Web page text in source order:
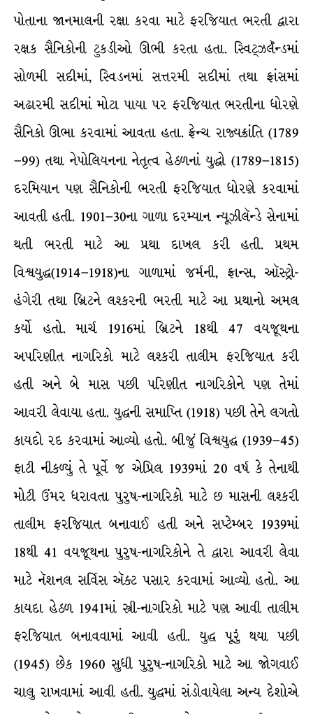
પોતાના જાનમાલની રક્ષા કરવા માટે ફરજિયાત ભરતી દ્વારા
રક્ષક સૈનિકોની ટુકડીઓ ઊભી કરતા હતા. સ્વિટ્ઝર્લૅન્ડમાં
સોળમી સદીમાં, સ્વિડનમાં સત્તરમી સદીમાં તથા ફ્રાંસમાં
અઢારમી સદીમાં મોટા પાયા પર ફરજિયાત ભરતીના ધોરણે
સૈનિકો ઊભા કરવામાં આવતા હતા. ફ્રેન્ચ રાજ્યક્રાંતિ (1789
–99) તથા નેપોલિયનના નેતૃત્વ હેઠળનાં યુદ્ધો (1789–1815)
દરમિયાન પણ સૈનિકોની ભરતી ફરજિયાત ધોરણે કરવામાં
આવતી હતી. 1901–30ના ગાળા દરમ્યાન ન્યૂઝીલૅન્ડે સેનામાં
થતી ભરતી માટે આ પ્રથા દાખલ કરી હતી. પ્રથમ
વિશ્વયુદ્ધ(1914–1918)ના ગાળામાં જર્મની, ફ્રાન્સ, ઑસ્ટ્રો-
હંગેરી તથા બ્રિટને લશ્કરની ભરતી માટે આ પ્રથાનો અમલ
કર્યો હતો. માર્ચ 1916માં બ્રિટને 18થી 47 વયજૂથના
અપરિણીત નાગરિકો માટે લશ્કરી તાલીમ ફરજિયાત કરી
હતી અને બે માસ પછી પરિણીત નાગરિકોને પણ તેમાં
આવરી લેવાયા હતા. યુદ્ધની સમાપ્તિ (1918) પછી તેને લગતો
કાયદો રદ કરવામાં આવ્યો હતો. બીજું વિશ્વયુદ્ધ (1939–45)
ફાટી નીકળ્યું તે પૂર્વે જ એપ્રિલ 1939માં 20 વર્ષ કે તેનાથી
મોટી ઉંમર ધરાવતા પુરુષ-નાગરિકો માટે છ માસની લશ્કરી
તાલીમ ફરજિયાત બનાવાઈ હતી અને સપ્ટેમ્બર 1939માં
18થી 41 વયજૂથના પુરુષ-નાગરિકોને તે દ્વારા આવરી લેવા
માટે નૅશનલ સર્વિસ ઍક્ટ પસાર કરવામાં આવ્યો હતો. આ
કાયદા હેઠળ 1941માં સ્ત્રી-નાગરિકો માટે પણ આવી તાલીમ
ફરજિયાત બનાવવામાં આવી હતી. યુદ્ધ પૂરું થયા પછી
(1945) છેક 1960 સુધી પુરુષ-નાગરિકો માટે આ જોગવાઈ
ચાલુ રાખવામાં આવી હતી. યુદ્ધમાં સંડોવાયેલા અન્ય દેશોએ